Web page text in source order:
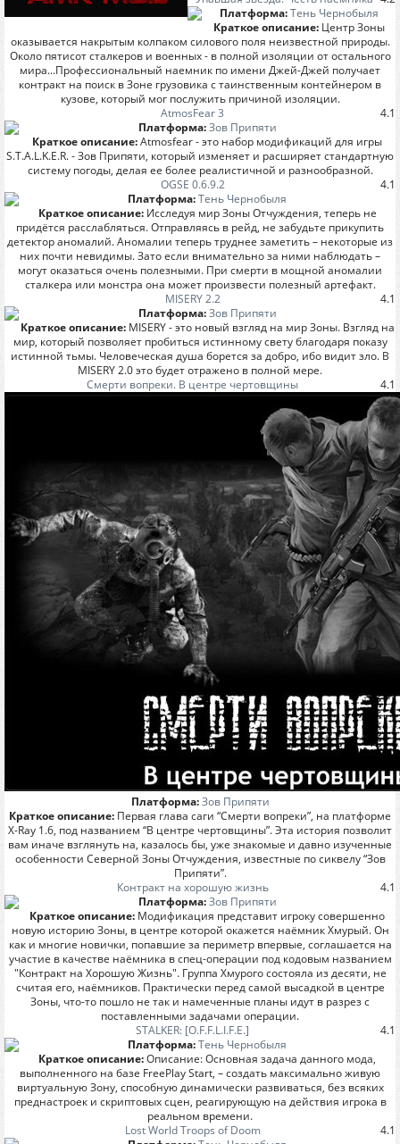
Платформа: Тень Чернобыля
Краткое описание:Центр Зоны
оказывается накрытым колпаком силового поля неизвестной природы.
Около пятисот сталкеров и военных - в полной изоляции от остального
мира...Профессиональный наемник по имени Джей-Джей получает
контракт на поиск в Зоне грузовика с таинственным контейнером в
кузове, который мог послужить причиной изоляции.
4.1
AtmosFear 3
Платформа: Зов Припяти
Краткое описание:Atmosfear - это набор модификаций для игры
S.T.A.L.K.E.R. - Зов Припяти, который изменяет и расширяет стандартную
систему погоды, делая ее более реалистичной и разнообразной.
4.1
OGSE 0.6.9.2
Платформа:Тень Чернобыля
Краткое описание:Исследуя мир Зоны Отчуждения, теперь не
придётся расслабляться. Отправляясь в рейд, не забудьте прикупить
детектор аномалий. Аномалии теперь труднее заметить – некоторые из
них почти невидимы. Зато если внимательно за ними наблюдать –
могут оказаться очень полезными. При смерти в мощной аномалии
сталкера или монстра она может произвести полезный артефакт.
4.1
MISERY 2.2
Платформа: Зов Припяти
Краткое описание:MISERY - это новый взгляд на мир Зоны. Взгляд на
мир, который позволяет пробиться истинному свету благодаря показу
истинной тьмы. Человеческая душа борется за добро, ибо видит зло. В
MISERY 2.0 это будет отражено в полной мере.
4.1
Смерти вопреки. В центре чертовщины
Платформа: Зов Припяти
Краткое описание: Первая глава саги “Смерти вопреки”, на платформе
X-Ray 1.6, под названием “В центре чертовщины”. Эта история позволит
вам иначе взглянуть на, казалось бы, уже знакомые и давно изученные
особенности Северной Зоны Отчуждения, известные по сиквелу “Зов
Припяти”.
4.1
Контракт на хорошую жизнь
Платформа: Зов Припяти
Краткое описание: Модификация представит игроку совершенно
новую историю Зоны, в центре которой окажется наёмник Хмурый. Он
как и многие новички, попавшие за периметр впервые, соглашается на
участие в качестве наёмника в спец-операции под кодовым названием
"Контракт на Хорошую Жизнь". Группа Хмурого состояла из десяти, не
считая его, наёмников. Практически перед самой высадкой в центре
Зоны, что-то пошло не так и намеченные планы идут в разрез с
поставленными задачами операции.
4.1
STALKER: [O.F.F.L.I.F.E.]
Платформа:Тень Чернобыля
Краткое описание:Описание: Основная задача данного мода,
выполненного на базе FreePlay Start, – создать максимально живую
виртуальную Зону, способную динамически развиваться, без всяких
преднастроек и скриптовых сцен, реагирующую на действия игрока в
реальном времени.
4.1
Lost World Troops of Doom